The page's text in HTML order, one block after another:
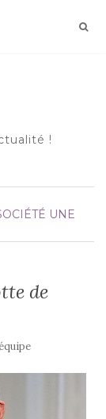
!
UNE
de